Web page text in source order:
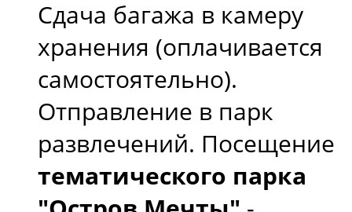
Сдача багажа в камеру
хранения (оплачивается
самостоятельно).
Отправление в парк
развлечений. Посещение
тематического парка